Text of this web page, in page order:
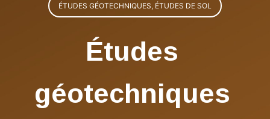
ÉTUDES GÉOTECHNIQUES, ÉTUDES DE SOL
Études
géotechniques